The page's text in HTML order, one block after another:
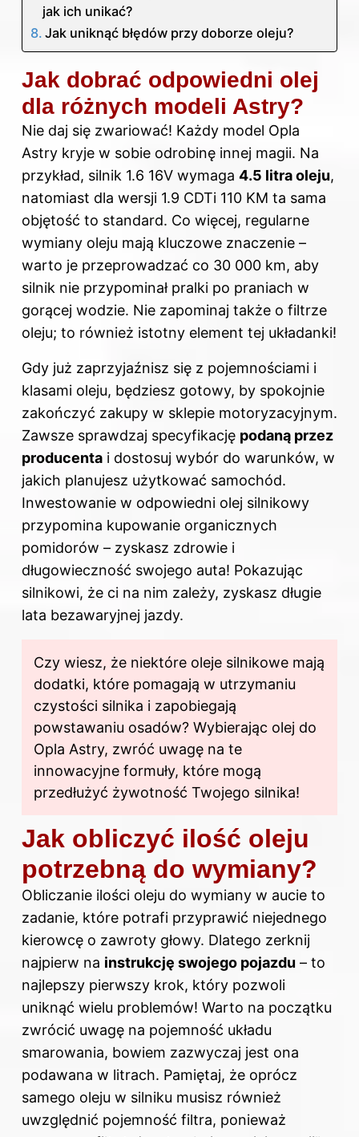
jak ich unikać?
Jak uniknąć błędów przy doborze oleju?
Jak dobrać odpowiedni olej
dla różnych modeli Astry?
Nie daj się zwariować! Każdy model Opla
Astry kryje w sobie odrobinę innej magii. Na
przykład, silnik 1.6 16V wymaga 4.5 litra oleju,
natomiast dla wersji 1.9 CDTi 110 KM ta sama
objętość to standard. Co więcej, regularne
wymiany oleju mają kluczowe znaczenie –
warto je przeprowadzać co 30 000 km, aby
silnik nie przypominał pralki po praniach w
gorącej wodzie. Nie zapominaj także o filtrze
oleju; to również istotny element tej układanki!
Gdy już zaprzyjaźnisz się z pojemnościami i
klasami oleju, będziesz gotowy, by spokojnie
zakończyć zakupy w sklepie motoryzacyjnym.
Zawsze sprawdzaj specyfikację podaną przez
producenta i dostosuj wybór do warunków, w
jakich planujesz użytkować samochód.
Inwestowanie w odpowiedni olej silnikowy
przypomina kupowanie organicznych
pomidorów – zyskasz zdrowie i
długowieczność swojego auta! Pokazując
silnikowi, że ci na nim zależy, zyskasz długie
lata bezawaryjnej jazdy.
Czy wiesz, że niektóre oleje silnikowe mają
dodatki, które pomagają w utrzymaniu
czystości silnika i zapobiegają
powstawaniu osadów? Wybierając olej do
Opla Astry, zwróć uwagę na te
innowacyjne formuły, które mogą
przedłużyć żywotność Twojego silnika!
Jak obliczyć ilość oleju
potrzebną do wymiany?
Obliczanie ilości oleju do wymiany w aucie to
zadanie, które potrafi przyprawić niejednego
kierowcę o zawroty głowy. Dlatego zerknij
najpierw na instrukcję swojego pojazdu – to
najlepszy pierwszy krok, który pozwoli
uniknąć wielu problemów! Warto na początku
zwrócić uwagę na pojemność układu
smarowania, bowiem zazwyczaj jest ona
podawana w litrach. Pamiętaj, że oprócz
samego oleju w silniku musisz również
uwzględnić pojemność filtra, ponieważ